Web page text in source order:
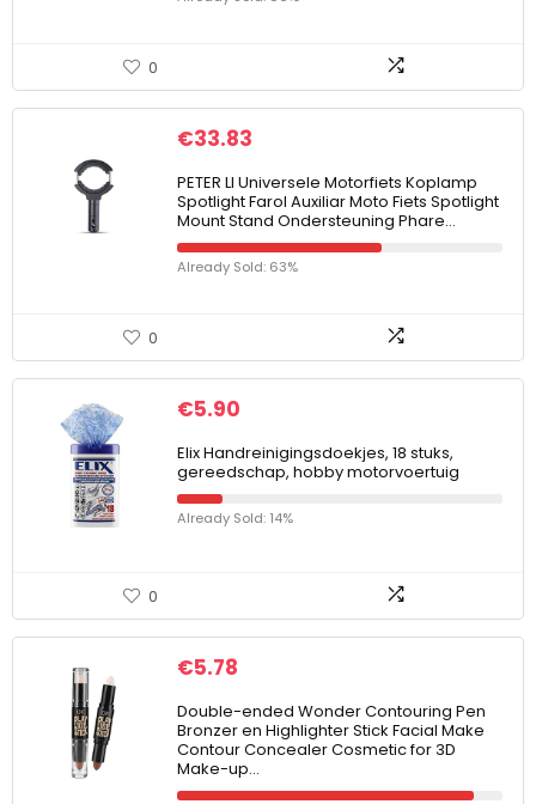
0
€33.83
PETER LI Universele Motorfiets Koplamp
Spotlight Farol Auxiliar Moto Fiets Spotlight
Mount Stand Ondersteuning Phare…
Already Sold: 63%
0
€5.90
Elix Handreinigingsdoekjes, 18 stuks,
gereedschap, hobby motorvoertuig
Already Sold: 14%
0
€5.78
Double-ended Wonder Contouring Pen
Bronzer en Highlighter Stick Facial Make
Contour Concealer Cosmetic for 3D
Make-up…